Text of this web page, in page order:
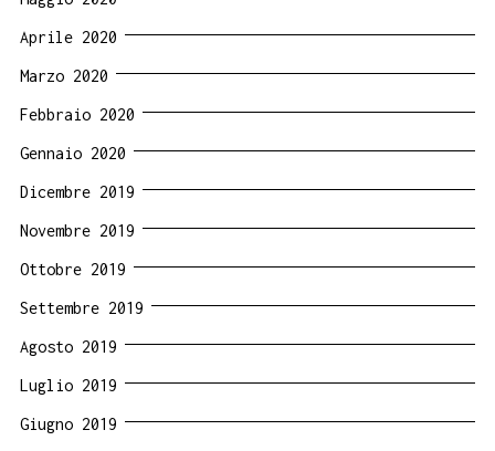
Aprile 2020
Marzo 2020
Febbraio 2020
Gennaio 2020
Dicembre 2019
Novembre 2019
Ottobre 2019
Settembre 2019
Agosto 2019
Luglio 2019
Giugno 2019